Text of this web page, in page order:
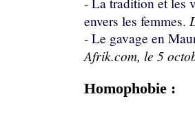
envers les femmes.
- Le gavage en
Afrik.com, le 5
Homophobie :